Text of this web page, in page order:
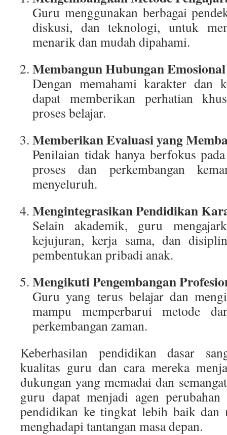
Guru menggunakan berbagai
diskusi, dan teknologi, untuk
menarik dan mudah dipahami.
Membangun Hubungan
Dengan memahami karakter dan
dapat memberikan perhatian
proses belajar.
Memberikan Evaluasi yang
Penilaian tidak hanya berfokus
proses dan perkembangan
menyeluruh.
Mengintegrasikan Pendidikan
Selain akademik, guru
kejujuran, kerja sama, dan
pembentukan pribadi anak.
Mengikuti Pengembangan
Guru yang terus belajar dan
mampu memperbarui metode
perkembangan zaman.
Keberhasilan pendidikan dasar
kualitas guru dan cara mereka
dukungan yang memadai dan
guru dapat menjadi agen
pendidikan ke tingkat lebih baik dan
menghadapi tantangan masa depan.